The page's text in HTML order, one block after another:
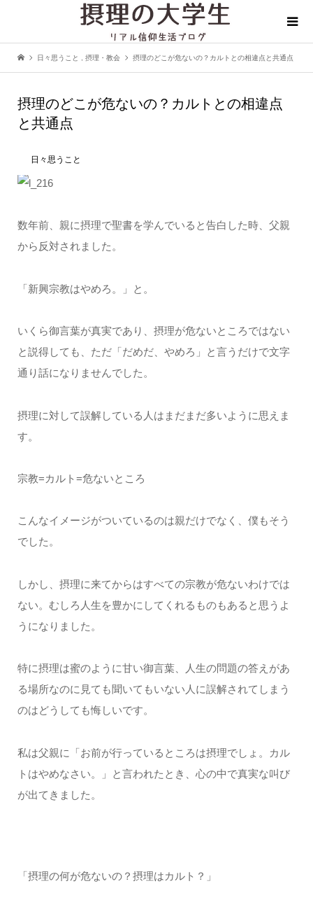
日々思うこと 摂理・教会 摂理のどこが危ないの？カルトとの相違点と共通点
摂理のどこが危ないの？カルトとの相違点
と共通点
日々思うこと
数年前、親に摂理で聖書を学んでいると告白した時、父親
から反対されました。
「新興宗教はやめろ。」と。
いくら御言葉が真実であり、摂理が危ないところではない
と説得しても、ただ「だめだ、やめろ」と言うだけで文字
通り話になりませんでした。
摂理に対して誤解している人はまだまだ多いように思えま
す。
宗教=カルト=危ないところ
こんなイメージがついているのは親だけでなく、僕もそう
でした。
しかし、摂理に来てからはすべての宗教が危ないわけでは
ない。むしろ人生を豊かにしてくれるものもあると思うよ
うになりました。
特に摂理は蜜のように甘い御言葉、人生の問題の答えがあ
る場所なのに見ても聞いてもいない人に誤解されてしまう
のはどうしても悔しいです。
私は父親に「お前が行っているところは摂理でしょ。カル
トはやめなさい。」と言われたとき、心の中で真実な叫び
が出てきました。
「摂理の何が危ないの？摂理はカルト？」